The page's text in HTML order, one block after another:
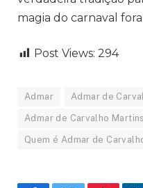
magia do carnaval
Post Views: 294
Admar Admar de
Admar de Carvalho Martins
Quem é Admar de